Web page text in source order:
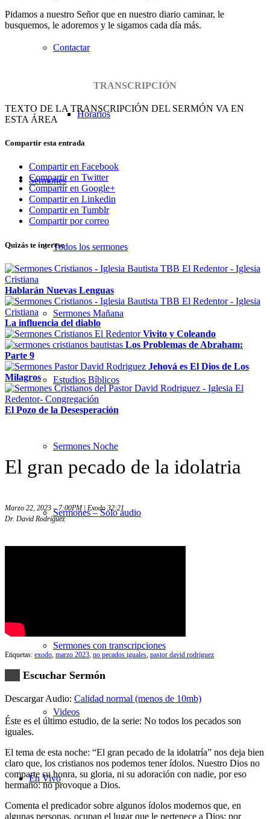
Contactar
Horarios
Sermones
Todos los sermones
Sermones Mañana
Estudios Bíblicos
Sermones Noche
Sermones – Solo audio
Sermones con transcripciones
Videos
En Vivo
Pidamos a nuestro Señor que en nuestro diario caminar, le
busquemos, le adoremos y le sigamos cada día más.
TRANSCRIPCIÓN
TEXTO DE LA TRANSCRIPCIÓN DEL SERMÓN VA EN
ESTA ÁREA
Compartir esta entrada
Compartir en Facebook
Compartir en Twitter
Compartir en Google+
Compartir en Linkedin
Compartir en Tumblr
Compartir por correo
Quizás te interese
Hablarán Nuevas Lenguas
La influencia del diablo
Vivito y Coleando
Los Problemas de Abraham:
Parte 9
Jehová es El Dios de Los
Milagros
El Pozo de la Desesperación
El gran pecado de la idolatria
Marzo 22, 2023 – 7:00PM | Exodo 32:21
Dr. David Rodríguez
Etiquetas: exodo marzo 2023 no pecados iguales pastor david rodriguez
Escuchar Sermón
Descargar Audio: Calidad normal (menos de 10mb)
Éste es el último estudio, de la serie: No todos los pecados son
iguales.
El tema de esta noche: “El gran pecado de la idolatría” nos deja bien
claro que, los cristianos nos podemos tener ídolos. Nuestro Dios no
comparte su honra, su gloria, ni su adoración con nadie, por eso
hermano: no provoque a Dios.
Comenta el predicador sobre algunos ídolos modernos que, en
algunas personas, ocupan el lugar que le pertenece a Dios; por